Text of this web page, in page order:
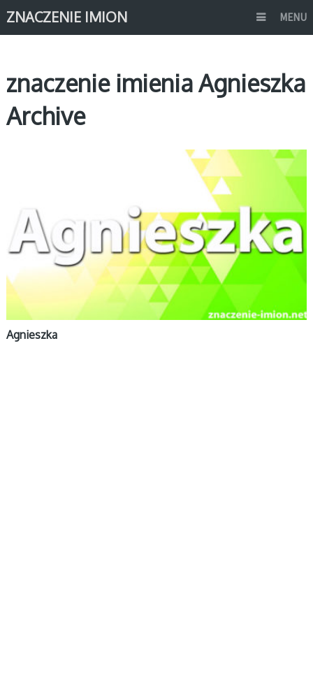
ZNACZENIE IMION MENU
znaczenie imienia Agnieszka
Archive
Agnieszka